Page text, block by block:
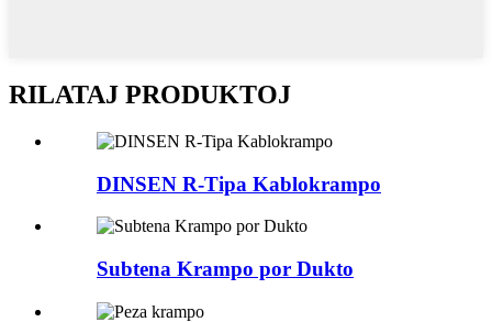
RILATAJ PRODUKTOJ
DINSEN R-Tipa Kablokrampo
Subtena Krampo por Dukto